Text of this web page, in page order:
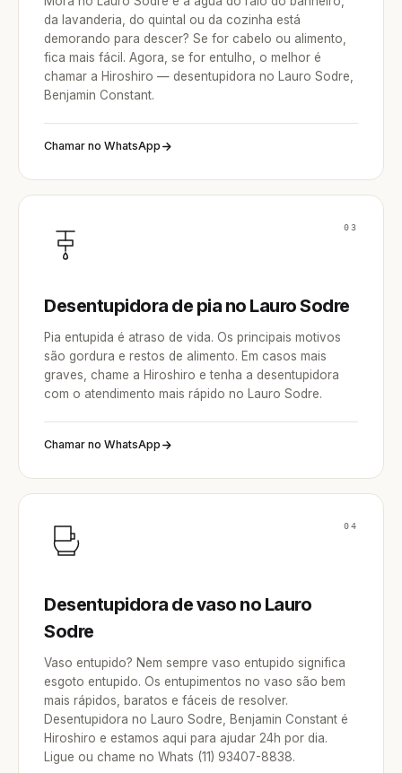
da lavanderia, do quintal ou da cozinha está
demorando para descer? Se for cabelo ou alimento,
fica mais fácil. Agora, se for entulho, o melhor é
chamar a Hiroshiro — desentupidora no Lauro Sodre,
Benjamin Constant.
Chamar no WhatsApp
03
Desentupidora de pia no Lauro Sodre
Pia entupida é atraso de vida. Os principais motivos
são gordura e restos de alimento. Em casos mais
graves, chame a Hiroshiro e tenha a desentupidora
com o atendimento mais rápido no Lauro Sodre.
Chamar no WhatsApp
04
Desentupidora de vaso no Lauro
Sodre
Vaso entupido? Nem sempre vaso entupido significa
esgoto entupido. Os entupimentos no vaso são bem
mais rápidos, baratos e fáceis de resolver.
Desentupidora no Lauro Sodre, Benjamin Constant é
Hiroshiro e estamos aqui para ajudar 24h por dia.
Ligue ou chame no Whats (11) 93407-8838.